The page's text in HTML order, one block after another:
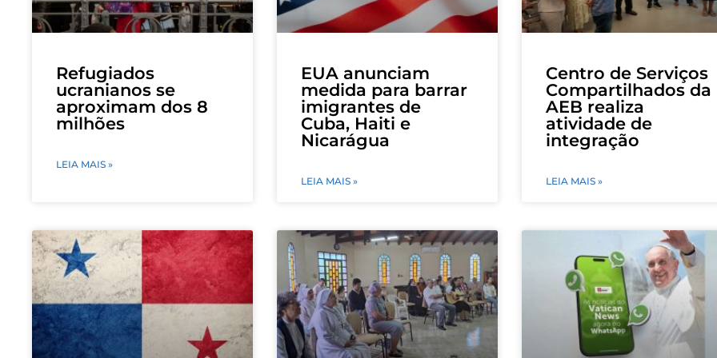
Refugiados
ucranianos se
aproximam dos 8
milhões
LEIA MAIS »
EUA anunciam
medida para barrar
imigrantes de
Cuba, Haiti e
Nicarágua
LEIA MAIS »
Centro de Serviços
Compartilhados da
AEB realiza
atividade de
integração
LEIA MAIS »